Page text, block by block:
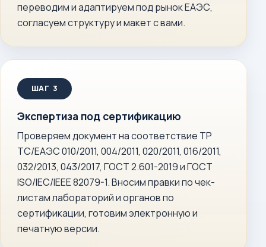
переводим и адаптируем под рынок ЕАЭС,
согласуем структуру и макет с вами.
Экспертиза под сертификацию
Проверяем документ на соответствие ТР
ТС/ЕАЭС 010/2011, 004/2011, 020/2011, 016/2011,
032/2013, 043/2017, ГОСТ 2.601-2019 и ГОСТ
ISO/IEC/IEEE 82079-1. Вносим правки по чек-
листам лабораторий и органов по
сертификации, готовим электронную и
печатную версии.